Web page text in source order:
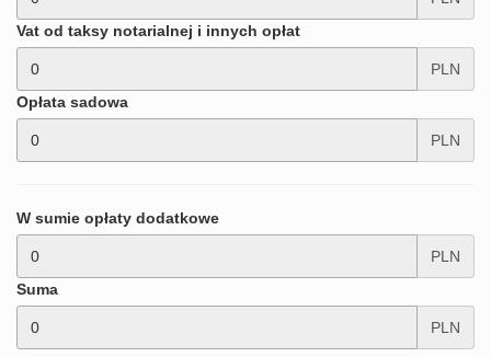
Vat od taksy notarialnej i innych opłat
PLN
Opłata sadowa
PLN
W sumie opłaty dodatkowe
PLN
Suma
PLN